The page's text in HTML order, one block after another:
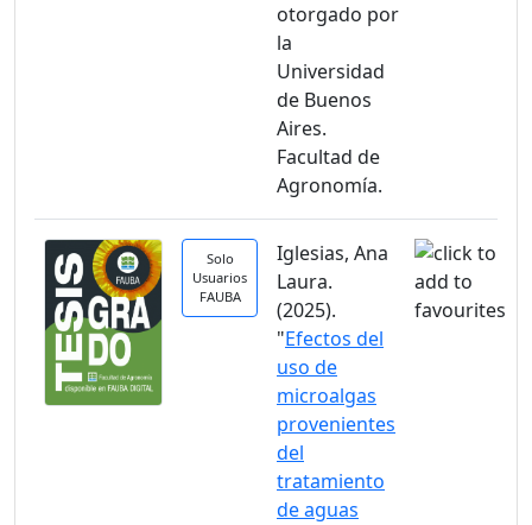
otorgado por
la
Universidad
de Buenos
Aires.
Facultad de
Agronomía.
Solo
Usuarios
FAUBA
Iglesias, Ana
Laura.
(2025).
"Efectos del
uso de
microalgas
provenientes
del
tratamiento
de aguas